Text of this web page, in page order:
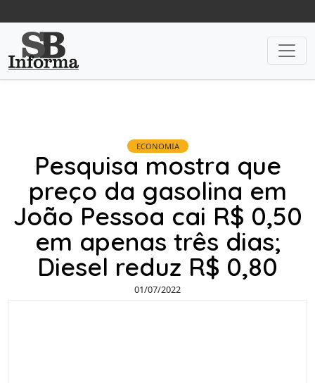
ECONOMIA
Pesquisa mostra que
preço da gasolina em
João Pessoa cai R$ 0,50
em apenas três dias;
Diesel reduz R$ 0,80
01/07/2022